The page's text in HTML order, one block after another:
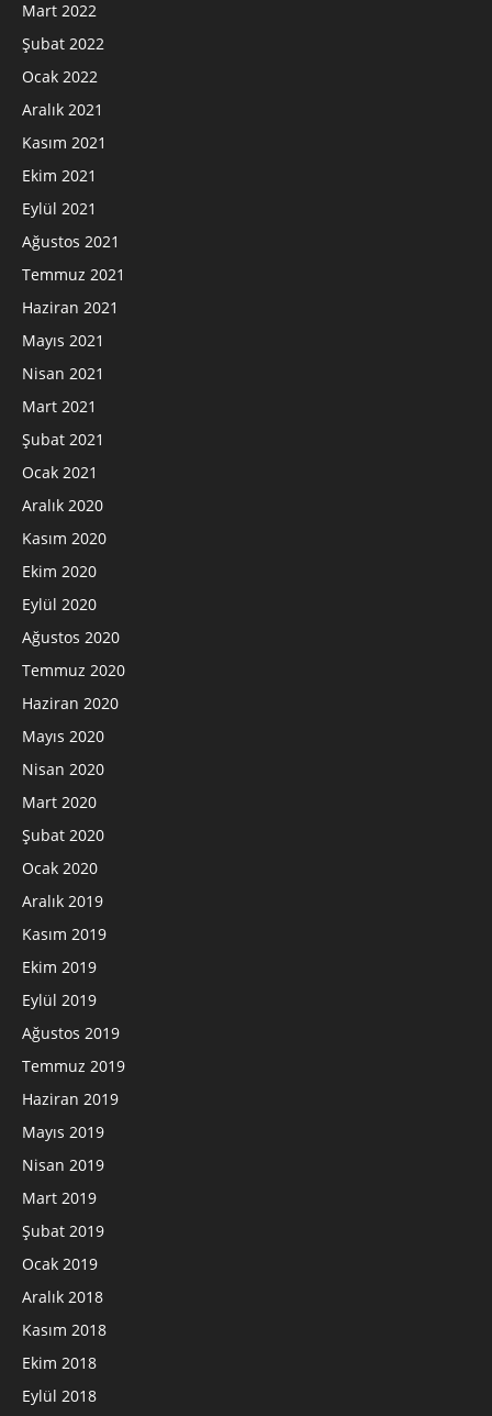
Mart 2022
Şubat 2022
Ocak 2022
Aralık 2021
Kasım 2021
Ekim 2021
Eylül 2021
Ağustos 2021
Temmuz 2021
Haziran 2021
Mayıs 2021
Nisan 2021
Mart 2021
Şubat 2021
Ocak 2021
Aralık 2020
Kasım 2020
Ekim 2020
Eylül 2020
Ağustos 2020
Temmuz 2020
Haziran 2020
Mayıs 2020
Nisan 2020
Mart 2020
Şubat 2020
Ocak 2020
Aralık 2019
Kasım 2019
Ekim 2019
Eylül 2019
Ağustos 2019
Temmuz 2019
Haziran 2019
Mayıs 2019
Nisan 2019
Mart 2019
Şubat 2019
Ocak 2019
Aralık 2018
Kasım 2018
Ekim 2018
Eylül 2018